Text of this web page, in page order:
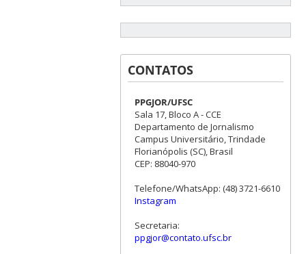
CONTATOS
PPGJOR/UFSC
Sala 17, Bloco A - CCE
Departamento de Jornalismo
Campus Universitário, Trindade
Florianópolis (SC), Brasil
CEP: 88040-970
Telefone/WhatsApp: (48) 3721-6610
Instagram
Secretaria:
ppgjor@contato.ufsc.br